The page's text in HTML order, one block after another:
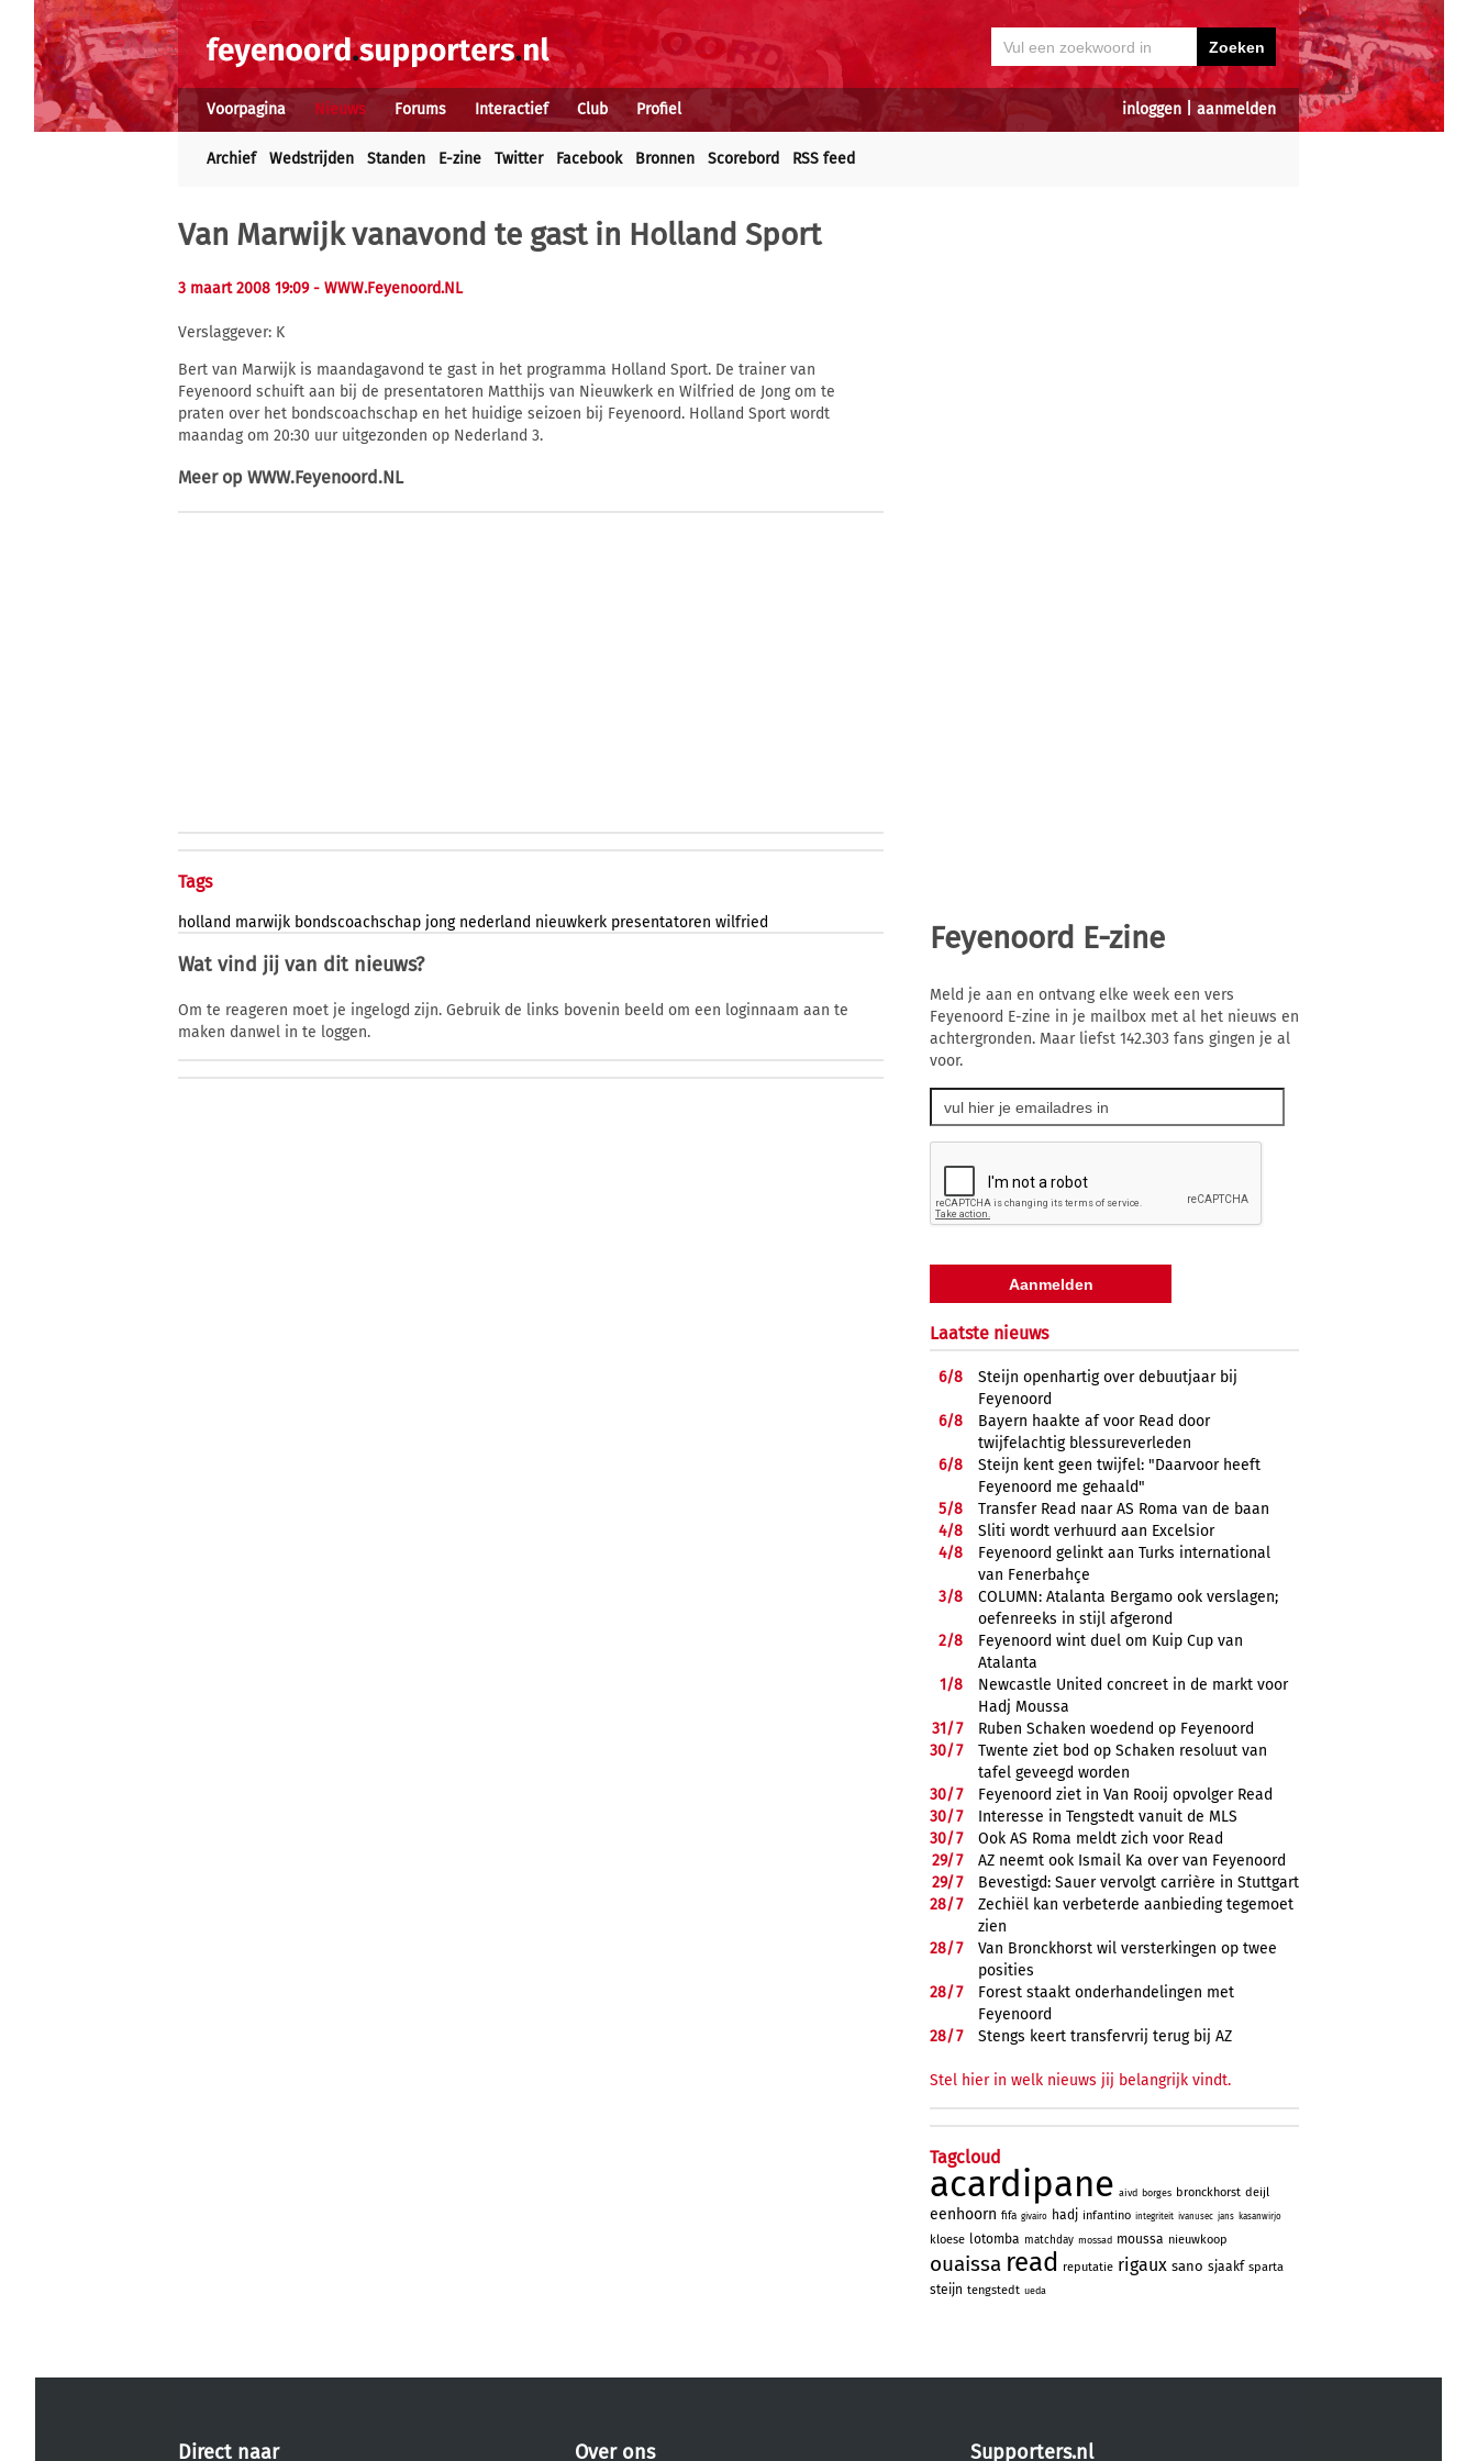
inloggen aanmelden
Voorpagina Nieuws Forums Interactief Club Profiel
Archief Wedstrijden Standen E-zine Twitter Facebook Bronnen Scorebord RSS feed
Van Marwijk vanavond te gast in Holland Sport
3 maart 2008 19:09- WWW.Feyenoord.NL
Verslaggever: K
Bert van Marwijk is maandagavond te gast in het programma Holland Sport. De trainer van
Feyenoord schuift aan bij de presentatoren Matthijs van Nieuwkerk en Wilfried de Jong om te
praten over het bondscoachschap en het huidige seizoen bij Feyenoord. Holland Sport wordt
maandag om 20:30 uur uitgezonden op Nederland 3.
Meer op WWW.Feyenoord.NL
Tags
holland marwijk bondscoachschap jong nederland nieuwkerk presentatoren wilfried
Wat vind jij van dit nieuws?
Om te reageren moet je ingelogd zijn. Gebruik de links bovenin beeld om een loginnaam aan te
maken danwel in te loggen.
Feyenoord E-zine
Meld je aan en ontvang elke week een vers
Feyenoord E-zine in je mailbox met al het nieuws en
achtergronden. Maar liefst 142.303 fans gingen je al
voor.
Laatste nieuws
6/8
Steijn openhartig over debuutjaar bij
Feyenoord
6/8
Bayern haakte af voor Read door
twijfelachtig blessureverleden
6/8
Steijn kent geen twijfel: "Daarvoor heeft
Feyenoord me gehaald"
5/8
Transfer Read naar AS Roma van de baan
4/8
Sliti wordt verhuurd aan Excelsior
4/8
Feyenoord gelinkt aan Turks international
van Fenerbahçe
3/8
COLUMN: Atalanta Bergamo ook verslagen;
oefenreeks in stijl afgerond
2/8
Feyenoord wint duel om Kuip Cup van
Atalanta
1/8
Newcastle United concreet in de markt voor
Hadj Moussa
31/7
Ruben Schaken woedend op Feyenoord
30/7
Twente ziet bod op Schaken resoluut van
tafel geveegd worden
30/7
Feyenoord ziet in Van Rooij opvolger Read
30/7
Interesse in Tengstedt vanuit de MLS
30/7
Ook AS Roma meldt zich voor Read
29/7
AZ neemt ook Ismail Ka over van Feyenoord
29/7
Bevestigd: Sauer vervolgt carrière in Stuttgart
28/7
Zechiël kan verbeterde aanbieding tegemoet
zien
28/7
Van Bronckhorst wil versterkingen op twee
posities
28/7
Forest staakt onderhandelingen met
Feyenoord
28/7 Stengs keert transfervrij terug bij AZ
Stel hier in welk nieuws jij belangrijk vindt.
Tagcloud
acardipane aivd borges bronckhorst deijl
eenhoorn fifa givairo hadj infantino integriteit ivanusec jans kasanwirjo
kloese lotomba matchday mossad moussa nieuwkoop
ouaissa read reputatie rigaux sano sjaakf sparta
steijn tengstedt ueda
Direct naar Over ons Supporters.nl